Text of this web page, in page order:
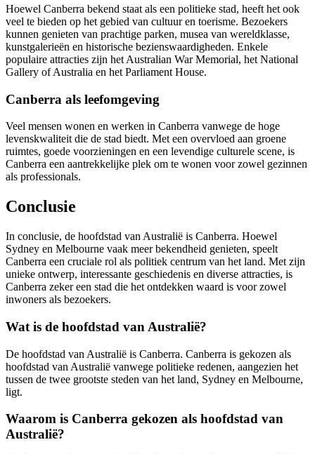
Hoewel Canberra bekend staat als een politieke stad, heeft het ook
veel te bieden op het gebied van cultuur en toerisme. Bezoekers
kunnen genieten van prachtige parken, musea van wereldklasse,
kunstgalerieën en historische bezienswaardigheden. Enkele
populaire attracties zijn het Australian War Memorial, het National
Gallery of Australia en het Parliament House.
Canberra als leefomgeving
Veel mensen wonen en werken in Canberra vanwege de hoge
levenskwaliteit die de stad biedt. Met een overvloed aan groene
ruimtes, goede voorzieningen en een levendige culturele scene, is
Canberra een aantrekkelijke plek om te wonen voor zowel gezinnen
als professionals.
Conclusie
In conclusie, de hoofdstad van Australië is Canberra. Hoewel
Sydney en Melbourne vaak meer bekendheid genieten, speelt
Canberra een cruciale rol als politiek centrum van het land. Met zijn
unieke ontwerp, interessante geschiedenis en diverse attracties, is
Canberra zeker een stad die het ontdekken waard is voor zowel
inwoners als bezoekers.
Wat is de hoofdstad van Australië?
De hoofdstad van Australië is Canberra. Canberra is gekozen als
hoofdstad van Australië vanwege politieke redenen, aangezien het
tussen de twee grootste steden van het land, Sydney en Melbourne,
ligt.
Waarom is Canberra gekozen als hoofdstad van
Australië?